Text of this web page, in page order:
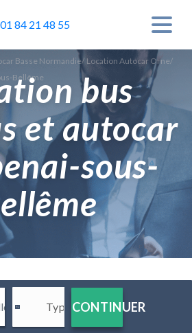
01 84 21 48 55
Basse Normandie/ Location Autocar Orne/
Bellême
bus
et autocar
sous-
CONTINUER